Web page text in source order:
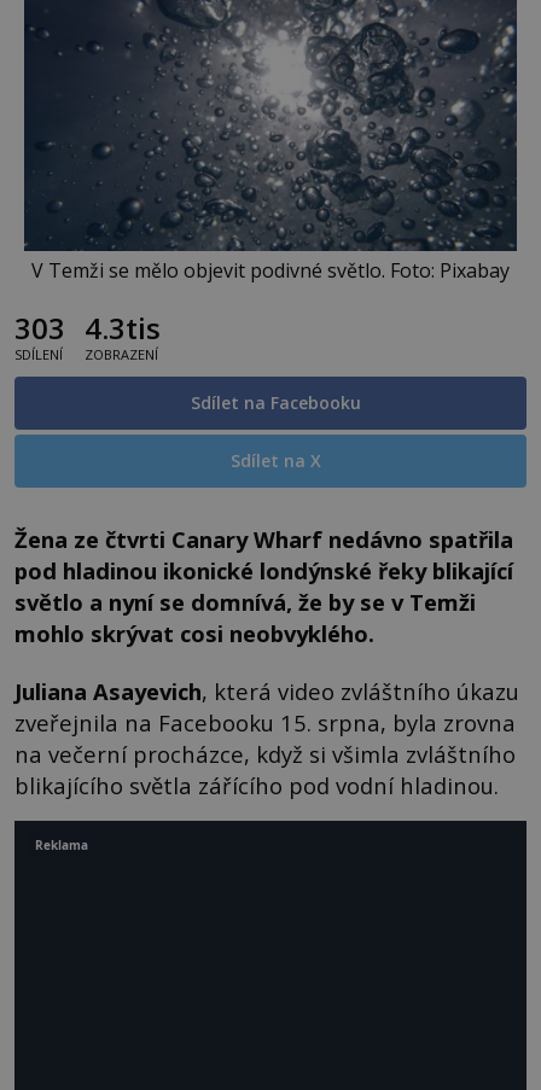
V Temži se mělo objevit podivné světlo. Foto: Pixabay
303
SDÍLENÍ
4.3tis
ZOBRAZENÍ
Sdílet na Facebooku
Sdílet na X
Žena ze čtvrti Canary Wharf nedávno spatřila
pod hladinou ikonické londýnské řeky blikající
světlo a nyní se domnívá, že by se v Temži
mohlo skrývat cosi neobvyklého.
Juliana Asayevich, která video zvláštního úkazu
zveřejnila na Facebooku 15. srpna, byla zrovna
na večerní procházce, když si všimla zvláštního
blikajícího světla zářícího pod vodní hladinou.
Reklama